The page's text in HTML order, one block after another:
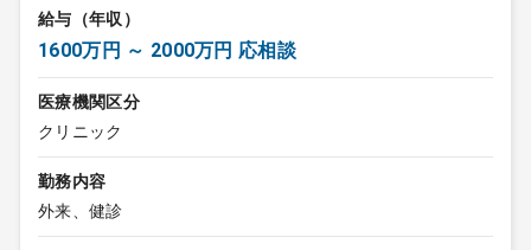
給与（年収）
1600万円 ～ 2000万円 応相談
医療機関区分
クリニック
勤務内容
外来、健診